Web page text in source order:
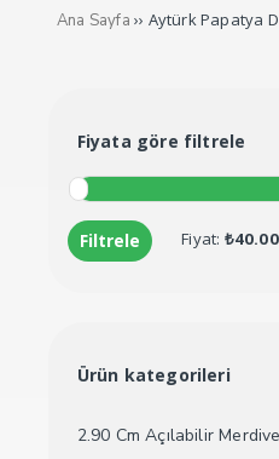
Ana Sayfa ›› Aytürk Papatya
Fiyata göre filtrele
Filtrele Fiyat:
Ürün kategorileri
2.90 Cm Açılabilir